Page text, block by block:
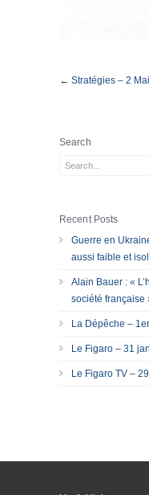
← Stratégies – 2
Search
Recent Posts
Guerre en
aussi faible et
Alain Bauer : «
société française
La Dépêche –
Le Figaro – 31
Le Figaro TV –